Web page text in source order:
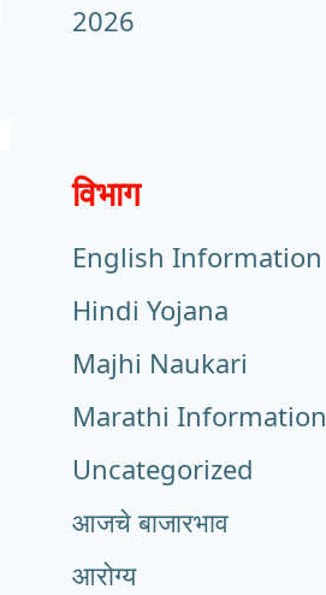
2026
विभाग
English Information
Hindi Yojana
Majhi Naukari
Marathi Information
Uncategorized
आजचे बाजारभाव
आरोग्य